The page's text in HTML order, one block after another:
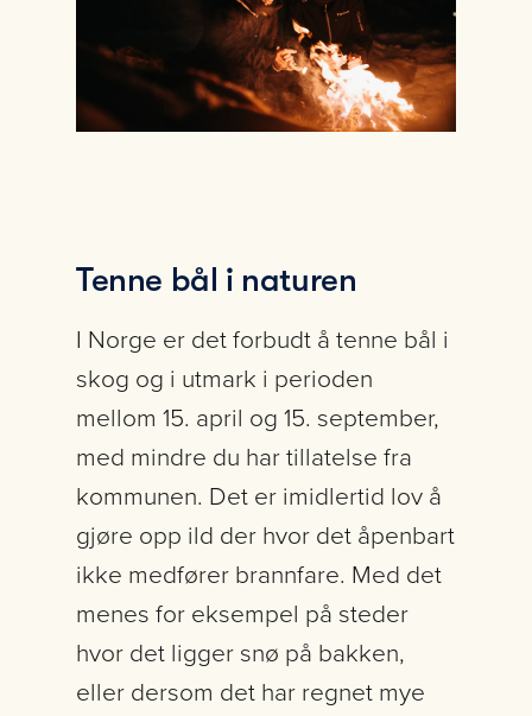
Tenne bål i naturen
I Norge er det forbudt å tenne bål i
skog og i utmark i perioden
mellom 15. april og 15. september,
med mindre du har tillatelse fra
kommunen. Det er imidlertid lov å
gjøre opp ild der hvor det åpenbart
ikke medfører brannfare. Med det
menes for eksempel på steder
hvor det ligger snø på bakken,
eller dersom det har regnet mye